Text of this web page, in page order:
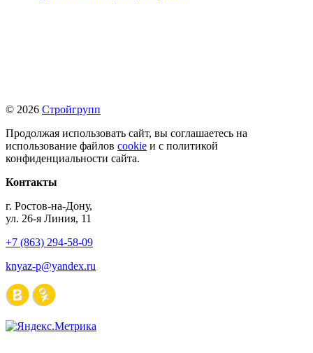
© 2026 Стройгрупп
Продолжая использовать сайт, вы соглашаетесь на
использование файлов cookie и с политикой
конфиденциальности сайта.
Контакты
г. Ростов-на-Дону,
ул. 26-я Линия, 11
+7 (863) 294-58-09
knyaz-p@yandex.ru